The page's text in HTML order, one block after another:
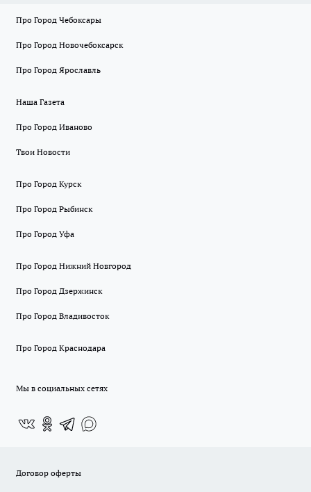
Про Город Чебоксары
Про Город Новочебоксарск
Про Город Ярославль
Наша Газета
Про Город Иваново
Твои Новости
Про Город Курск
Про Город Рыбинск
Про Город Уфа
Про Город Нижний Новгород
Про Город Дзержинск
Про Город Владивосток
Про Город Краснодара
Мы в социальных сетях
Договор оферты